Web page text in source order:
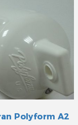
Polyform A2